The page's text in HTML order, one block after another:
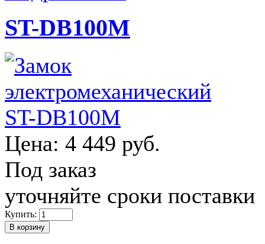
ST-DB100M
Цена: 4 449 руб.
Под заказ
уточняйте сроки поставки
Купить: